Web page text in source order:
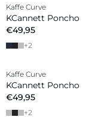
Kaffe Curve
KCannett Poncho
€49,95
+2
Kaffe Curve
KCannett Poncho
€49,95
+2